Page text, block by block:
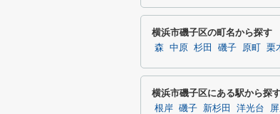
横浜市磯子区の町名から探す
森 中原 杉田 磯子 原町 栗
横浜市磯子区にある駅から探
根岸 磯子 新杉田 洋光台